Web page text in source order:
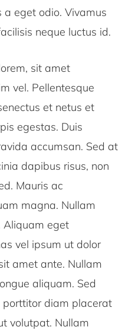
eget odio. Vivamus
neque luctus id.
sit amet
vel. Pellentesque
et netus et
egestas. Duis
accumsan. Sed at
dapibus risus, non
Mauris ac
magna. Nullam
Aliquam eget
vel ipsum ut dolor
amet ante. Nullam
aliquam. Sed
porttitor diam placerat
volutpat. Nullam